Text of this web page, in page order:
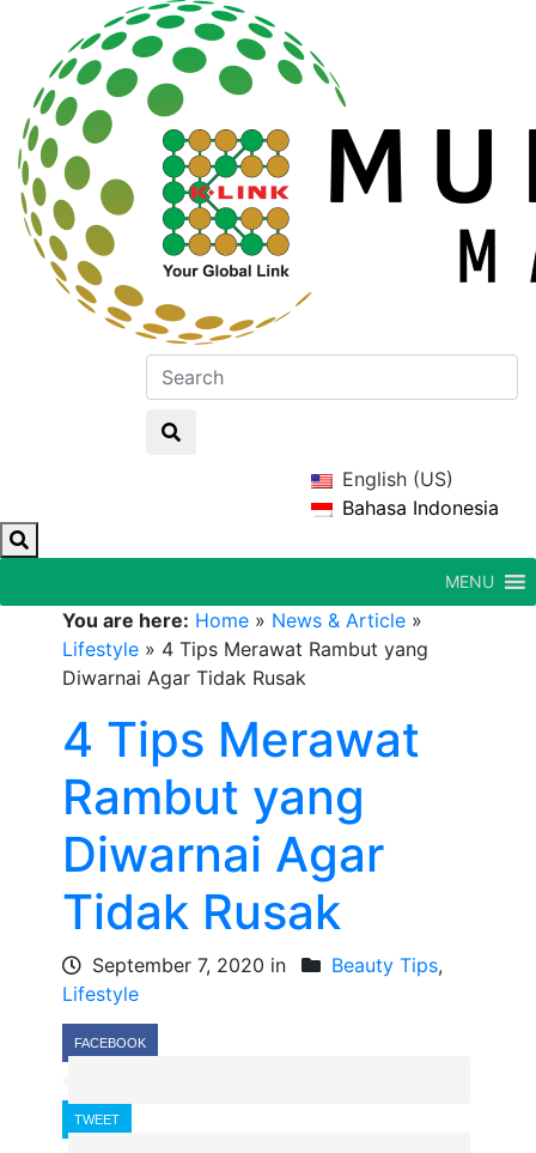
English (US)
Bahasa Indonesia
MENU
You are here: Home » News & Article »
Lifestyle » 4 Tips Merawat Rambut yang
Diwarnai Agar Tidak Rusak
4 Tips Merawat
Rambut yang
Diwarnai Agar
Tidak Rusak
September 7, 2020 in Beauty Tips,
Lifestyle
FACEBOOK
TWEET